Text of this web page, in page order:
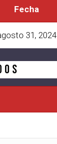
Fecha
31, 2024